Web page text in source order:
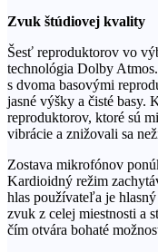
Zvuk štúdiovej kvality
Šesť reproduktorov vo
technológia Dolby
s dvoma basovými
jasné výšky a čisté basy.
reproduktorov, ktoré sú
vibrácie a znižovali sa
Zostava mikrofónov
Kardioidný režim
hlas používateľa je
zvuk z celej miestnosti a
čím otvára bohaté